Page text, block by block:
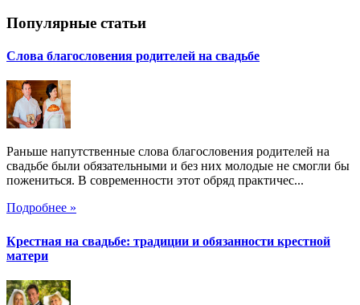
Популярные статьи
Слова благословения родителей на свадьбе
Раньше напутственные слова благословения родителей на
свадьбе были обязательными и без них молодые не смогли бы
пожениться. В современности этот обряд практичес...
Подробнее »
Крестная на свадьбе: традиции и обязанности крестной
матери